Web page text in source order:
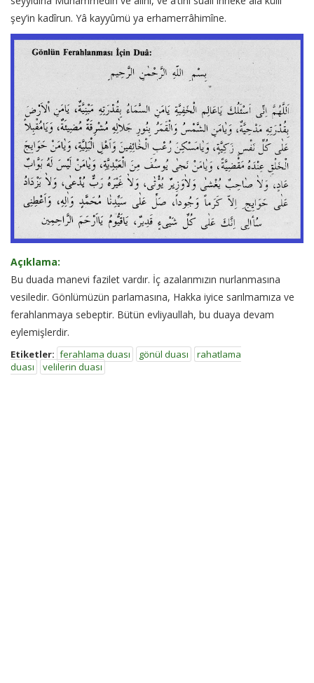
şey’in kadîrun. Yâ kayyûmü ya erhamerrâhimîne.
Açıklama:
Bu duada manevi fazilet vardır. İç azalarımızın nurlanmasına
vesiledir. Gönlümüzün parlamasına, Hakka iyice sarılmamıza ve
ferahlanmaya sebeptir. Bütün evliyaullah, bu duaya devam
eylemişlerdir.
Etiketler: ferahlama duası gönül duası
rahatlama
duası
velilerin duası